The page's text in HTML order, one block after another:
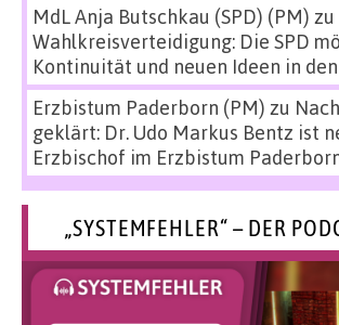
MdL Anja Butschkau (SPD) (PM) zu
Wahlkreisverteidigung: Die SPD
Kontinuität und neuen Ideen in
Erzbistum Paderborn (PM) zu
geklärt: Dr. Udo Markus Bentz ist
Erzbischof im Erzbistum
„SYSTEMFEHLER“ – DER